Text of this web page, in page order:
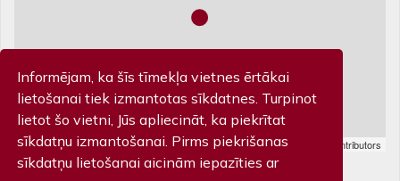
Informējam, ka šīs tīmekļa vietnes ērtākai
lietošanai tiek izmantotas sīkdatnes. Turpinot
lietot šo vietni, Jūs apliecināt, ka piekrītat
sīkdatņu izmantošanai. Pirms piekrišanas
sīkdatņu lietošanai aicinām iepazīties ar
Leaflet| Map data ©OpenStreetMap contributors
Biļešu kase